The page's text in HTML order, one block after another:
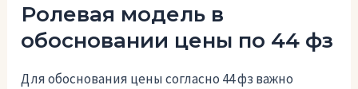
Ролевая модель в
обосновании цены по 44 фз
Для обоснования цены согласно 44 фз важно